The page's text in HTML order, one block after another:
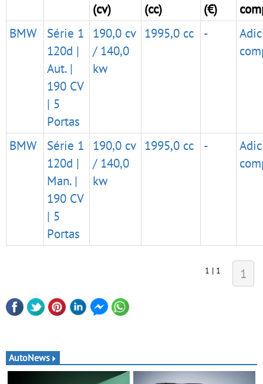
(cv)
(cc)
(€)
BMW
Série 1
120d |
Aut. |
190 CV
| 5
Portas
190,0 cv
/ 140,0
kw
1995,0 cc -
BMW
Série 1
120d |
Man. |
190 CV
| 5
Portas
190,0 cv
/ 140,0
kw
1995,0 cc -
1 | 1 1
AutoNews